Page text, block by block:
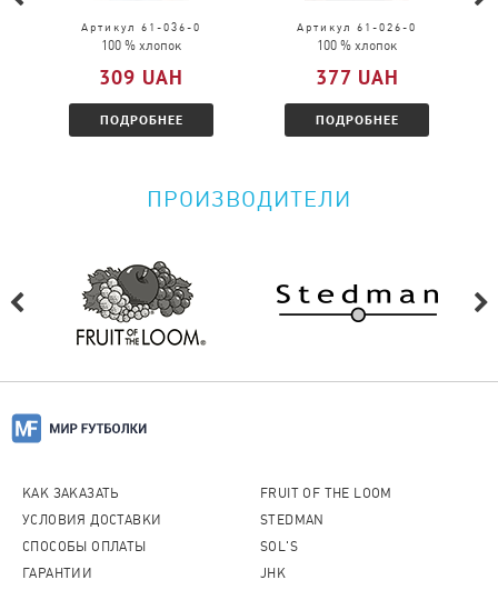
Пожалуйста, перейдите поссылкеи
ознакомитесь с условиями.
Артикул 61-036-0
100 % хлопок
309 UAH
ПОДРОБНЕЕ
Артикул 61-026-0
100 % хлопок
377 UAH
ПОДРОБНЕЕ
ПРОИЗВОДИТЕЛИ
КАК ЗАКАЗАТЬ
УСЛОВИЯ ДОСТАВКИ
СПОСОБЫ ОПЛАТЫ
ГАРАНТИИ
FRUIT OF THE LOOM
STEDMAN
SOL'S
JHK